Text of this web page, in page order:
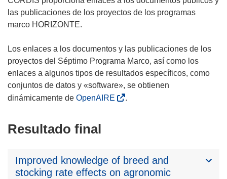
las publicaciones de los proyectos de los programas
marco HORIZONTE.
Los enlaces a los documentos y las publicaciones de los
proyectos del Séptimo Programa Marco, así como los
enlaces a algunos tipos de resultados específicos, como
conjuntos de datos y «software», se obtienen
dinámicamente de OpenAIRE .
Resultado final
Improved knowledge of breed and
stocking rate effects on agronomic